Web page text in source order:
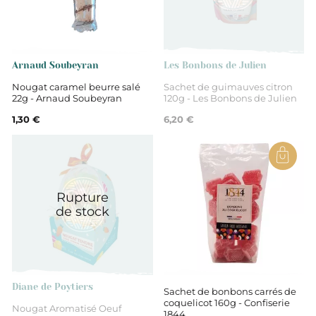
Arnaud Soubeyran
Nougat caramel beurre salé
22g - Arnaud Soubeyran
1,30 €
Les Bonbons de Julien
Sachet de guimauves citron
120g - Les Bonbons de Julien
6,20 €
Rupture
de stock
Diane de Poytiers
Nougat Aromatisé Oeuf
Sachet de bonbons carrés de
coquelicot 160g - Confiserie